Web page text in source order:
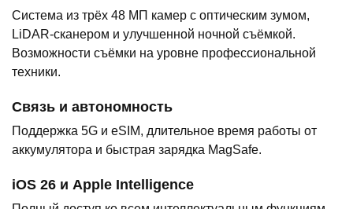
Система из трёх 48 МП камер с оптическим зумом,
LiDAR-сканером и улучшенной ночной съёмкой.
Возможности съёмки на уровне профессиональной
техники.
Связь и автономность
Поддержка 5G и eSIM, длительное время работы от
аккумулятора и быстрая зарядка MagSafe.
iOS 26 и Apple Intelligence